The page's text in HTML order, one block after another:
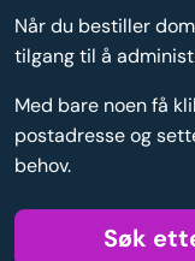
Når du bestiller
tilgang til å
Med bare noen få
postadresse og
behov.
Søk